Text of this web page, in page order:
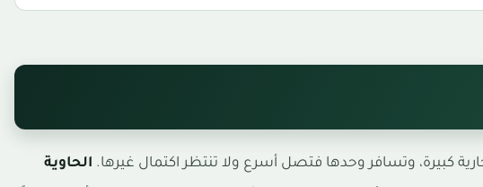
كبيرة، وتسافر وحدها فتصل أسرع ولا تنتظر اكتمال غيرها. الحاوية